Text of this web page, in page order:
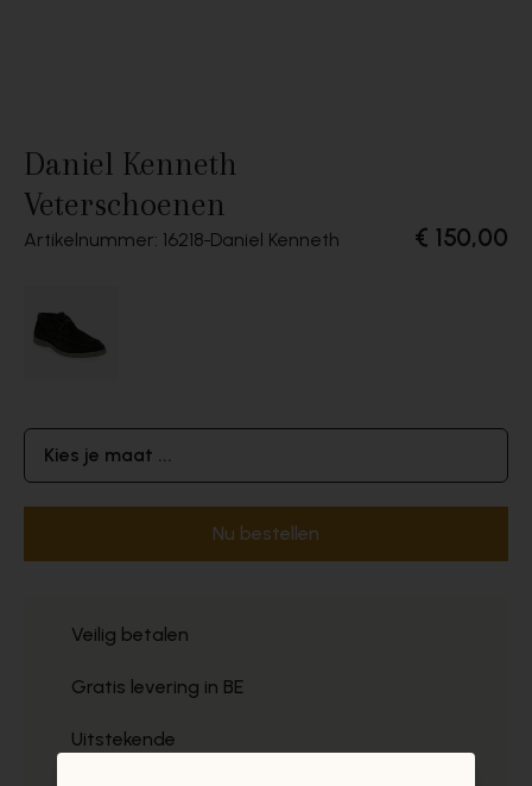
Daniel Kenneth
Veterschoenen
Artikelnummer: 16218 Daniel Kenneth € 150,00
Kies je maat ...
Nu bestellen
Veilig betalen
Gratis levering in BE
Uitstekende